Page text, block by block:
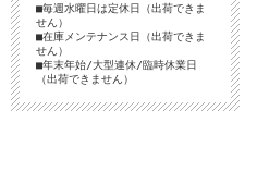
■毎週水曜日は定休日（出荷できま
せん）
■在庫メンテナンス日（出荷できま
せん）
■年末年始/大型連休/臨時休業日
（出荷できません）